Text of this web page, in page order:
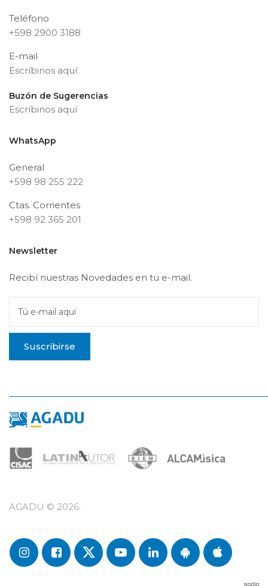
Teléfono
+598 2900 3188
E-mail
Escríbinos aquí
Buzón de Sugerencias
Escríbinos aquí
WhatsApp
General
+598 98 255 222
Ctas. Corrientes
+598 92 365 201
Newsletter
Recibí nuestras Novedades en tu e-mail.
Tú e-mail aquí
Suscribirse
AGADU © 2026.